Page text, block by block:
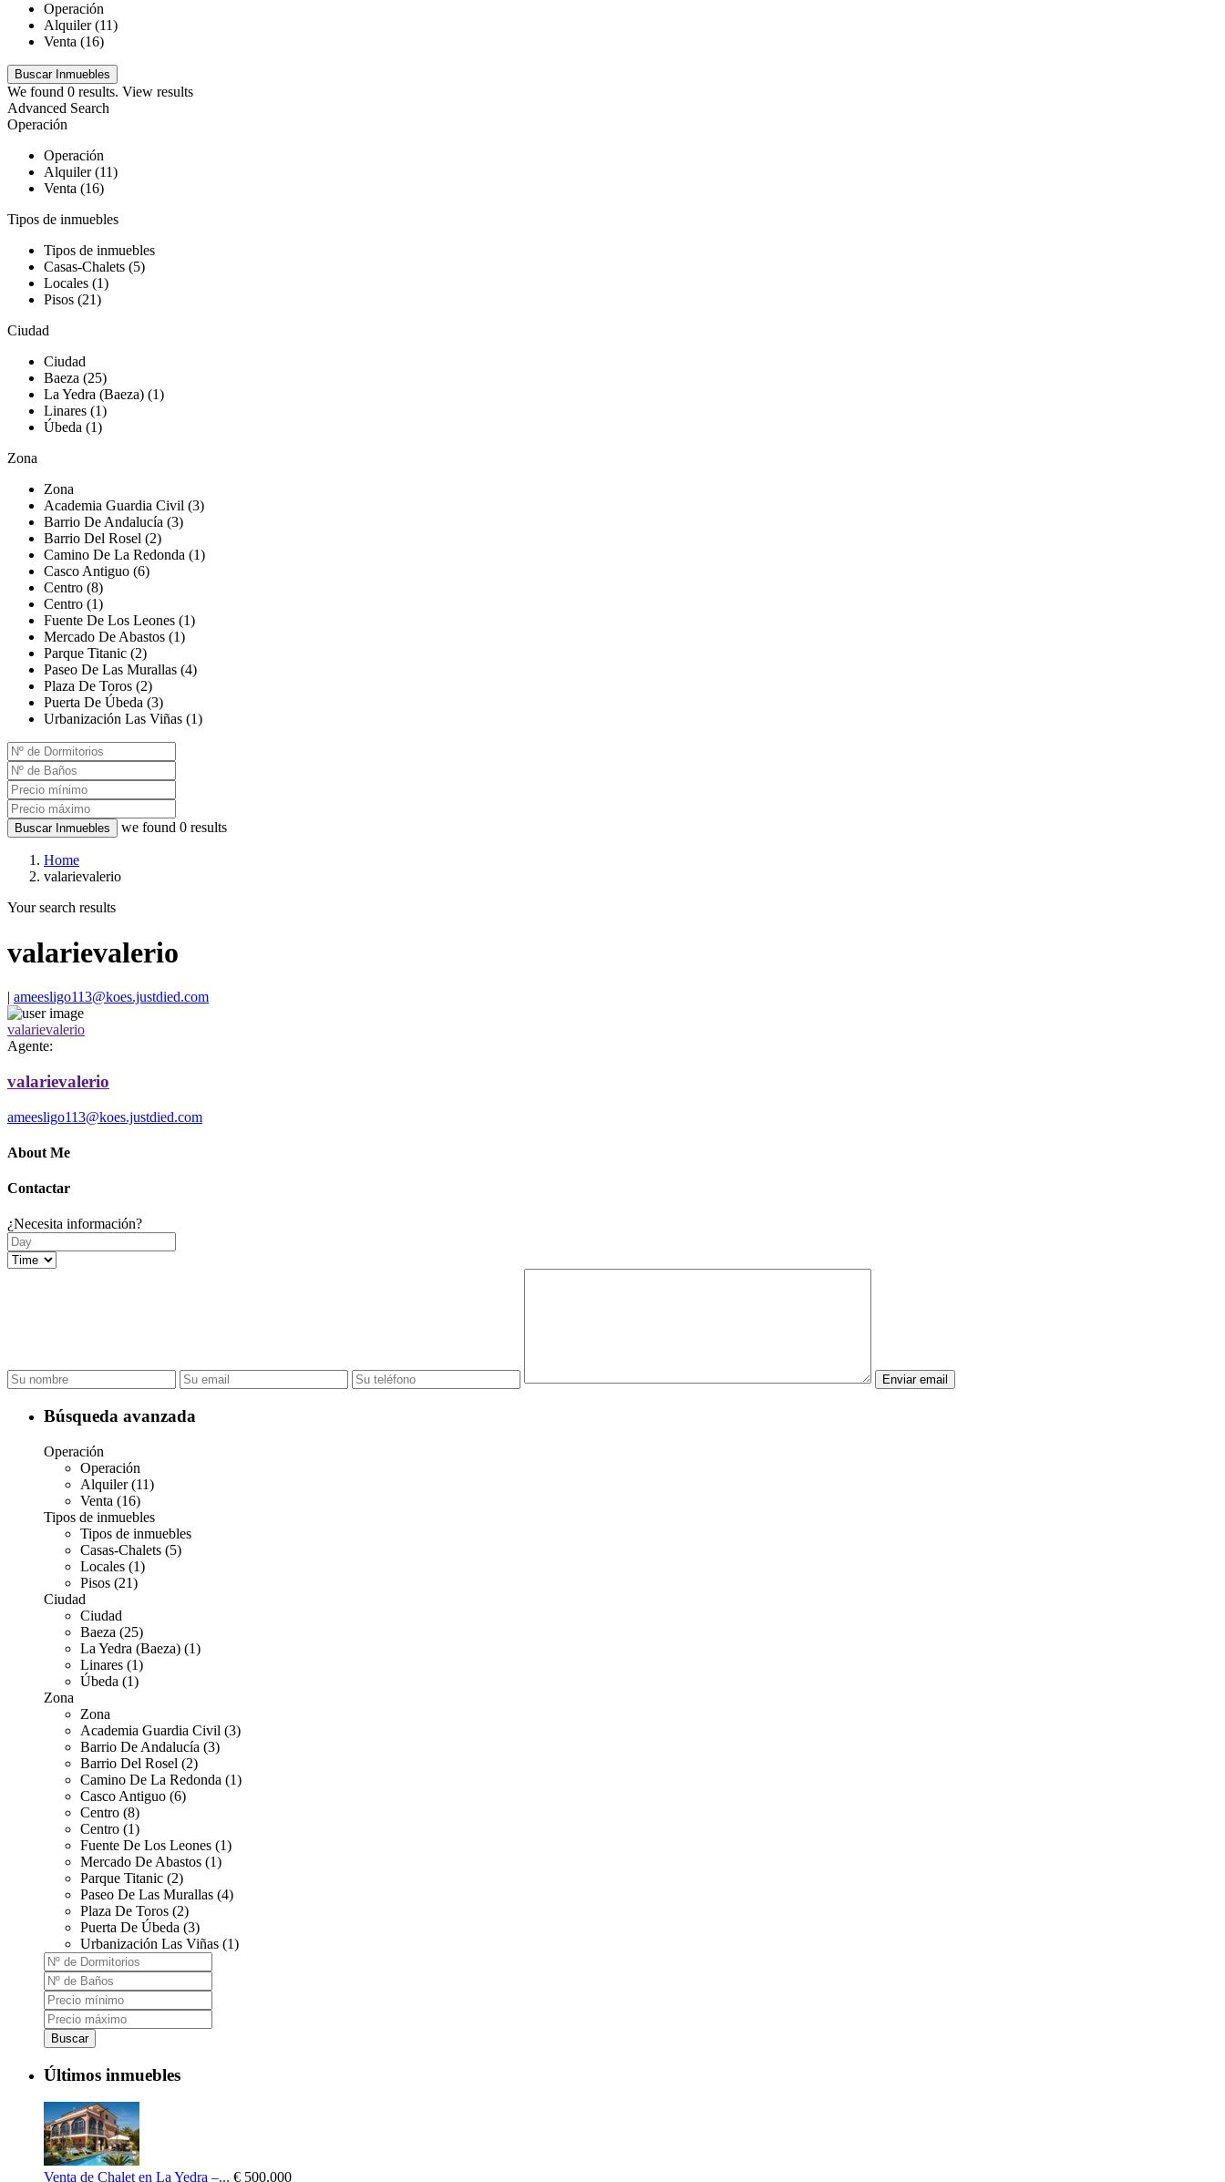
Operación
Alquiler (11)
Venta (16)
We found 0 results. View results
Advanced Search
Operación
Operación
Alquiler (11)
Venta (16)
Tipos de inmuebles
Tipos de inmuebles
Casas-Chalets (5)
Locales (1)
Pisos (21)
Ciudad
Ciudad
Baeza (25)
La Yedra (Baeza) (1)
Linares (1)
Úbeda (1)
Zona
Zona
Academia Guardia Civil (3)
Barrio De Andalucía (3)
Barrio Del Rosel (2)
Camino De La Redonda (1)
Casco Antiguo (6)
Centro (8)
Centro (1)
Fuente De Los Leones (1)
Mercado De Abastos (1)
Parque Titanic (2)
Paseo De Las Murallas (4)
Plaza De Toros (2)
Puerta De Úbeda (3)
Urbanización Las Viñas (1)
Buscar Inmuebles we found 0 results
Home
valarievalerio
Your search results
valarievalerio
| ameesligo113@koes.justdied.com
valarievalerio
Agente:
valarievalerio
ameesligo113@koes.justdied.com
About Me
Contactar
¿Necesita información?
Búsqueda avanzada
Operación
Operación
Alquiler (11)
Venta (16)
Tipos de inmuebles
Tipos de inmuebles
Casas-Chalets (5)
Locales (1)
Pisos (21)
Ciudad
Ciudad
Baeza (25)
La Yedra (Baeza) (1)
Linares (1)
Úbeda (1)
Zona
Zona
Academia Guardia Civil (3)
Barrio De Andalucía (3)
Barrio Del Rosel (2)
Camino De La Redonda (1)
Casco Antiguo (6)
Centro (8)
Centro (1)
Fuente De Los Leones (1)
Mercado De Abastos (1)
Parque Titanic (2)
Paseo De Las Murallas (4)
Plaza De Toros (2)
Puerta De Úbeda (3)
Urbanización Las Viñas (1)
Buscar
Últimos inmuebles
Venta de Chalet en La Yedra –... € 500.000